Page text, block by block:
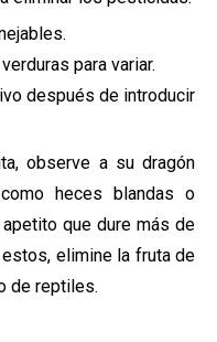
para variar.
después de introducir
observe a su dragón
heces blandas o
que dure más de
elimine la fruta de
de reptiles.